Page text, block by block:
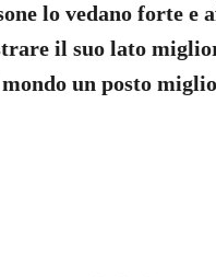
lo vedano forte e
il suo lato
un posto